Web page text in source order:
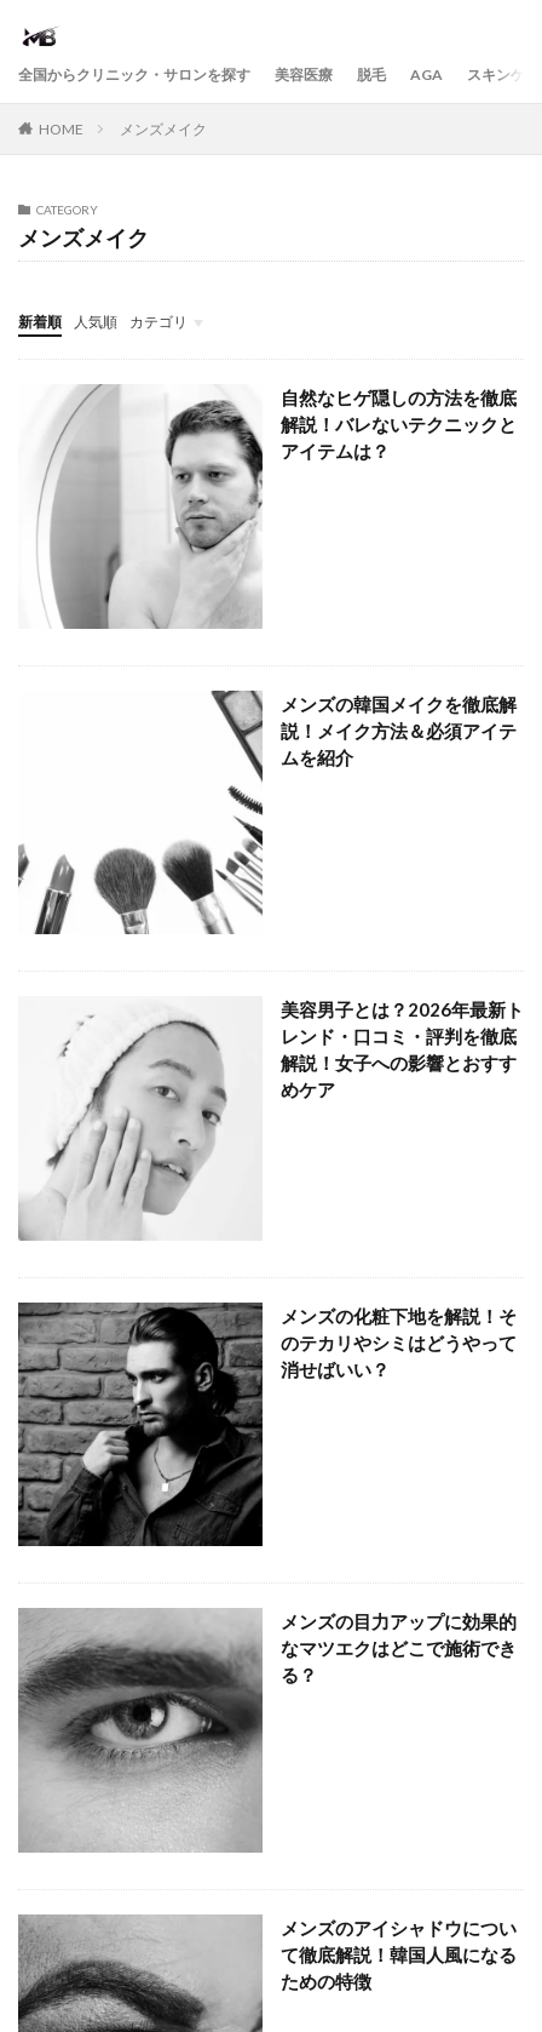
全国からクリニック・サロンを探す 美容医療 脱毛 AGA スキンケア
HOME メンズメイク
CATEGORY
メンズメイク
新着順 人気順
カテゴリ
ヘアケア
ボディケア
フレグランス・パフューム
ダイエット
自然なヒゲ隠しの方法を徹底
解説！バレないテクニックと
アイテムは？
メンズの韓国メイクを徹底解
説！メイク方法＆必須アイテ
ムを紹介
美容男子とは？2026年最新ト
レンド・口コミ・評判を徹底
解説！女子への影響とおすす
めケア
メンズの化粧下地を解説！そ
のテカリやシミはどうやって
消せばいい？
メンズの目力アップに効果的
なマツエクはどこで施術でき
る？
メンズのアイシャドウについ
て徹底解説！韓国人風になる
ための特徴